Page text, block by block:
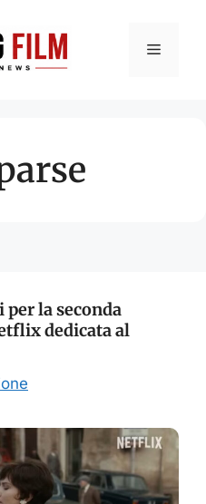
Menu
la seconda
dedicata al